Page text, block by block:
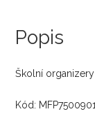
Popis
Školní
Kód: